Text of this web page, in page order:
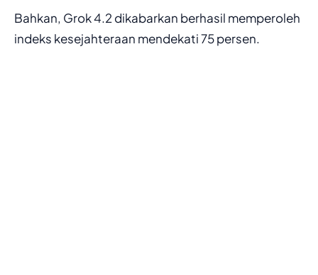
Bahkan, Grok 4.2 dikabarkan berhasil memperoleh
indeks kesejahteraan mendekati 75 persen.